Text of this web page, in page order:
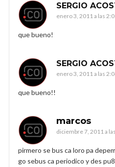
SERGIO
enero 3, 2011 a las
que bueno!
SERGIO
enero 3, 2011 a las
que bueno!!
marcos
diciembre 7, 2011 a
pirmero se bus ca loro pa
go sebus ca periodico y des